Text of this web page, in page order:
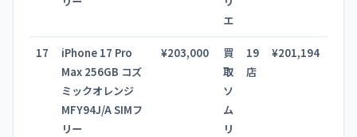
エ
17
iPhone 17 Pro
Max 256GB コズ
ミックオレンジ
MFY94J/A SIMフ
リー
¥203,000
買
取
ソ
ム
リ
19
店
¥201,194